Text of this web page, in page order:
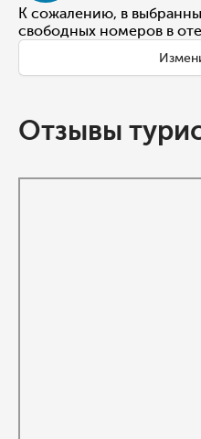
К сожалению, в
свободных номеров в
Отзывы